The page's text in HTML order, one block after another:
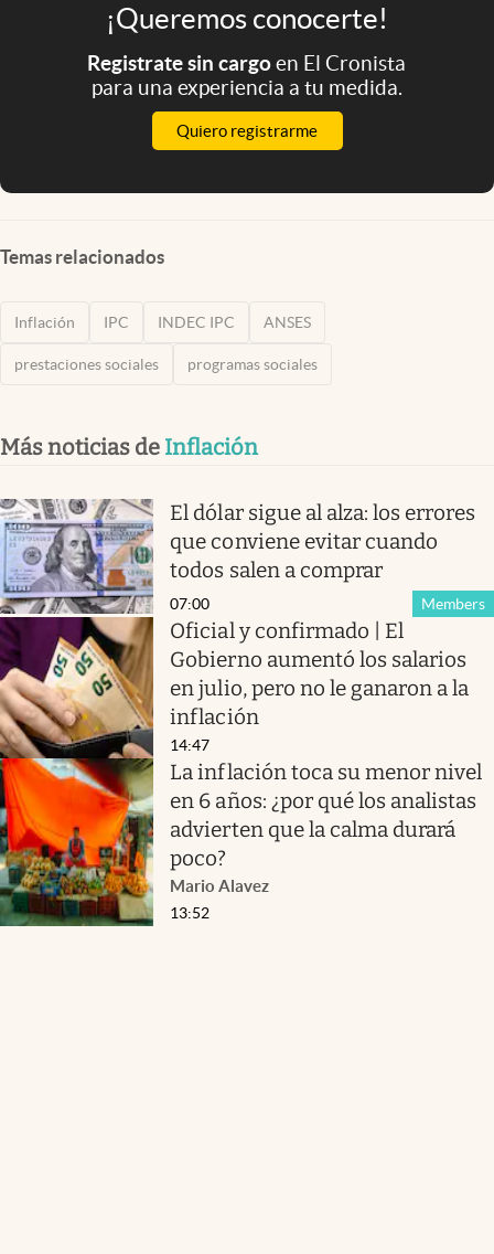
¡Queremos conocerte!
Registrate sin cargoen El Cronista
para una experiencia a tu medida.
Quiero registrarme
Temas relacionados
Inflación IPC INDEC IPC ANSES
prestaciones sociales programas sociales
Más noticias de Inflación
El dólar sigue al alza: los errores
que conviene evitar cuando
todos salen a comprar
Members
07:00
Oficial y confirmado | El
Gobierno aumentó los salarios
en julio, pero no le ganaron a la
inflación
14:47
La inflación toca su menor nivel
en 6 años: ¿por qué los analistas
advierten que la calma durará
poco?
Mario Alavez
13:52